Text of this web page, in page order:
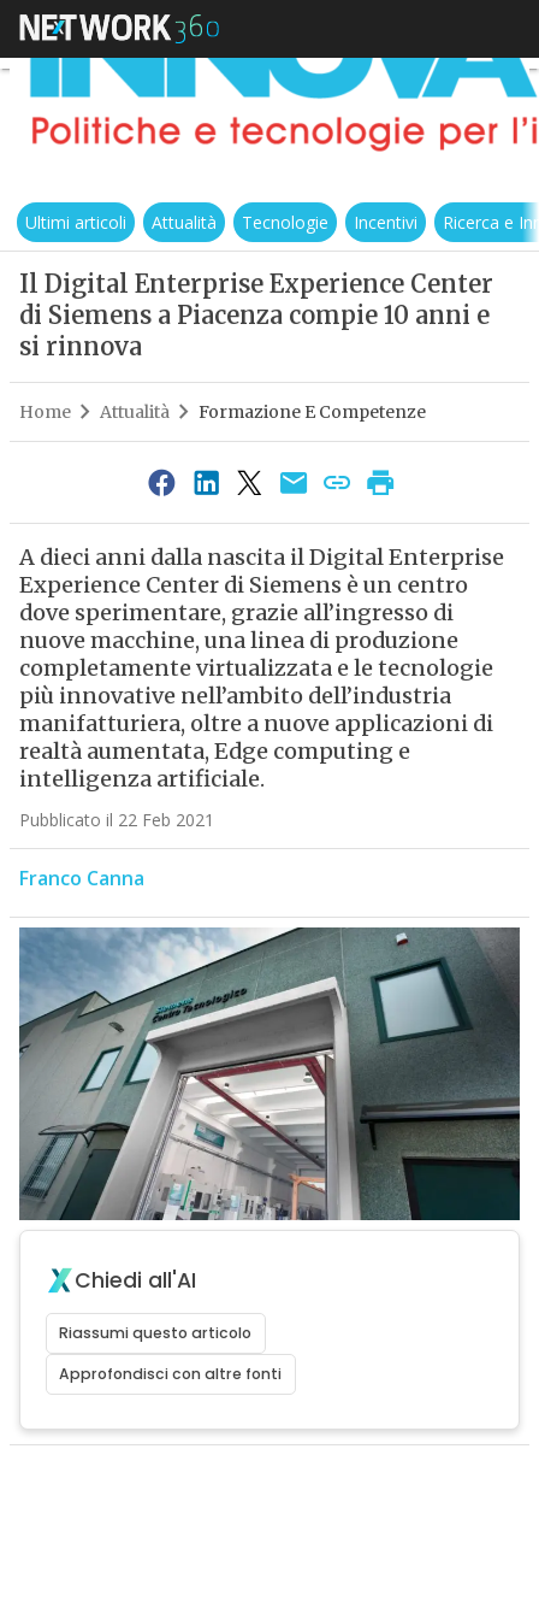
Ultimi articoli Attualità Tecnologie Incentivi Ricerca e
Il Digital Enterprise Experience Center
di Siemens a Piacenza compie 10 anni e
si rinnova
Home Attualità Formazione E Competenze
A dieci anni dalla nascita il Digital Enterprise
Experience Center di Siemens è un centro
dove sperimentare, grazie all’ingresso di
nuove macchine, una linea di produzione
completamente virtualizzata e le tecnologie
più innovative nell’ambito dell’industria
manifatturiera, oltre a nuove applicazioni di
realtà aumentata, Edge computing e
intelligenza artificiale.
Pubblicato il 22 Feb 2021
Franco Canna
Chiedi all'AI
Riassumi questo articolo
Approfondisci con altre fonti